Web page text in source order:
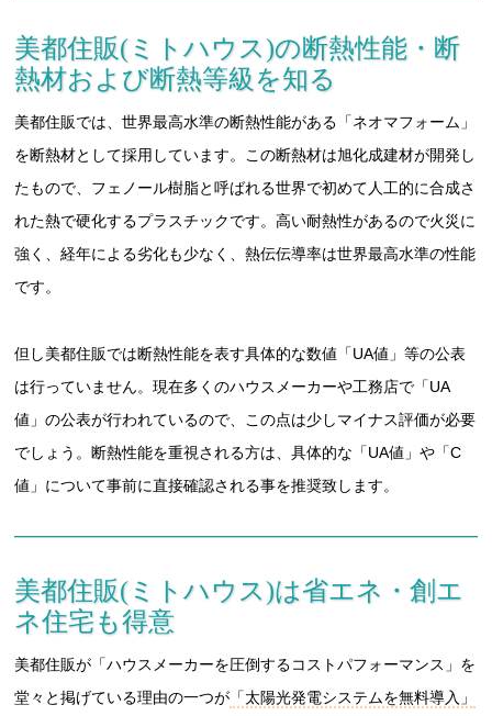
美都住販(ミトハウス)の断熱性能・断
熱材および断熱等級を知る
美都住販では、世界最高水準の断熱性能がある「ネオマフォーム」
を断熱材として採用しています。この断熱材は旭化成建材が開発し
たもので、フェノール樹脂と呼ばれる世界で初めて人工的に合成さ
れた熱で硬化するプラスチックです。高い耐熱性があるので火災に
強く、経年による劣化も少なく、熱伝伝導率は世界最高水準の性能
です。
但し美都住販では断熱性能を表す具体的な数値「UA値」等の公表
は行っていません。現在多くのハウスメーカーや工務店で「UA
値」の公表が行われているので、この点は少しマイナス評価が必要
でしょう。断熱性能を重視される方は、具体的な「UA値」や「C
値」について事前に直接確認される事を推奨致します。
美都住販(ミトハウス)は省エネ・創エ
ネ住宅も得意
美都住販が「ハウスメーカーを圧倒するコストパフォーマンス」を
堂々と掲げている理由の一つが 「太陽光発電システムを無料導入」